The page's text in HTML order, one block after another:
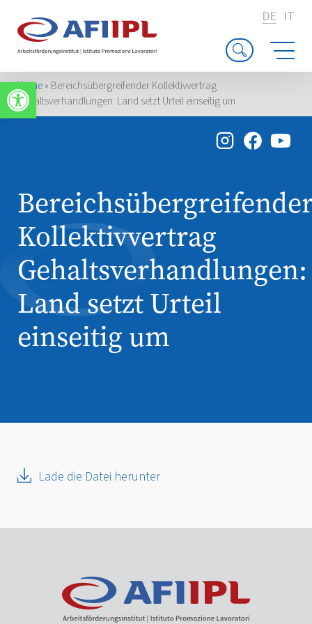
Werkzeugleiste öffnen
DE IT
Home» Bereichsübergreifender Kollektivvertrag
Gehaltsverhandlungen: Land setzt Urteil einseitig um
Kollektivvertrag
Gehaltsverhandlungen:
Land setzt Urteil
einseitig um
Lade die Datei herunter